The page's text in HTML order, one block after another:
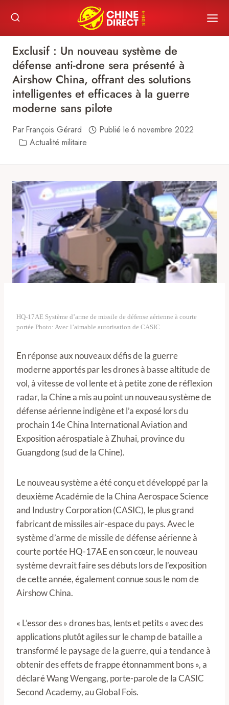
content
Exclusif : Un nouveau système de
défense anti-drone sera présenté à
Airshow China, offrant des solutions
intelligentes et efficaces à la guerre
moderne sans pilote
ParFrançois Gérard Publié le6 novembre 2022
Actualité militaire
HQ-17AE Système d’arme de missile de défense aérienne à courte
portée Photo: Avec l’aimable autorisation de CASIC
En réponse aux nouveaux défis de la guerre
moderne apportés par les drones à basse altitude de
vol, à vitesse de vol lente et à petite zone de réflexion
radar, la Chine a mis au point un nouveau système de
défense aérienne indigène et l’a exposé lors du
prochain 14e China International Aviation and
Exposition aérospatiale à Zhuhai, province du
Guangdong (sud de la Chine).
Le nouveau système a été conçu et développé par la
deuxième Académie de la China Aerospace Science
and Industry Corporation (CASIC), le plus grand
fabricant de missiles air-espace du pays. Avec le
système d’arme de missile de défense aérienne à
courte portée HQ-17AE en son cœur, le nouveau
système devrait faire ses débuts lors de l’exposition
de cette année, également connue sous le nom de
Airshow China.
« L’essor des » drones bas, lents et petits « avec des
applications plutôt agiles sur le champ de bataille a
transformé le paysage de la guerre, qui a tendance à
obtenir des effets de frappe étonnamment bons », a
déclaré Wang Wengang, porte-parole de la CASIC
Second Academy, au Global Fois.